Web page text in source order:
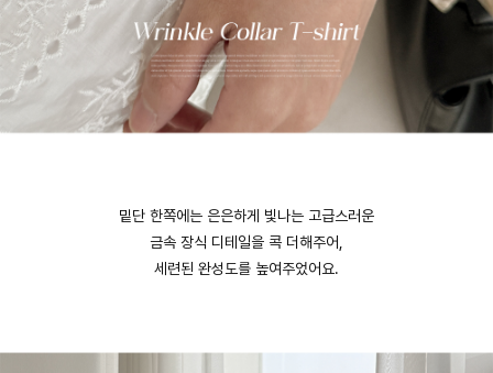
밑단 한쪽에는 은은하게 빛나는 고급스러운
금속 장식 디테일을 콕 더해주어,
세련된 완성도를 높여주었어요.